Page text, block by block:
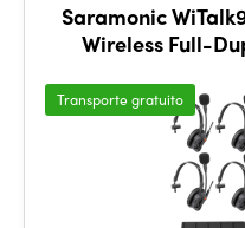
Saramonic
Wireless Full-
Transporte gratuito